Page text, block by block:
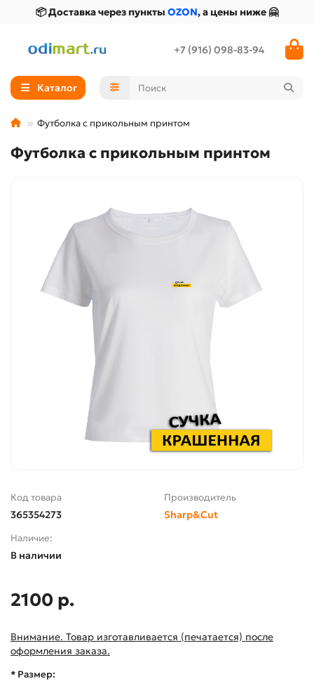
📦 Доставка через пункты OZON, а цены ниже 🤗
+7 (916) 098-83-94
Каталог
Футболка с прикольным принтом
Футболка с прикольным принтом
Код товара
365354273
Производитель
Sharp&Cut
Наличие:
В наличии
2100 р.
Внимание. Товар изготавливается (печатается) после
оформления заказа.
* Размер: